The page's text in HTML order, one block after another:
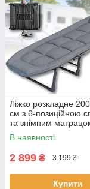
Ліжко розкладне
см з 6-позиційною
та знімним
В наявності
2 899 ₴ 3 199 ₴
Купити